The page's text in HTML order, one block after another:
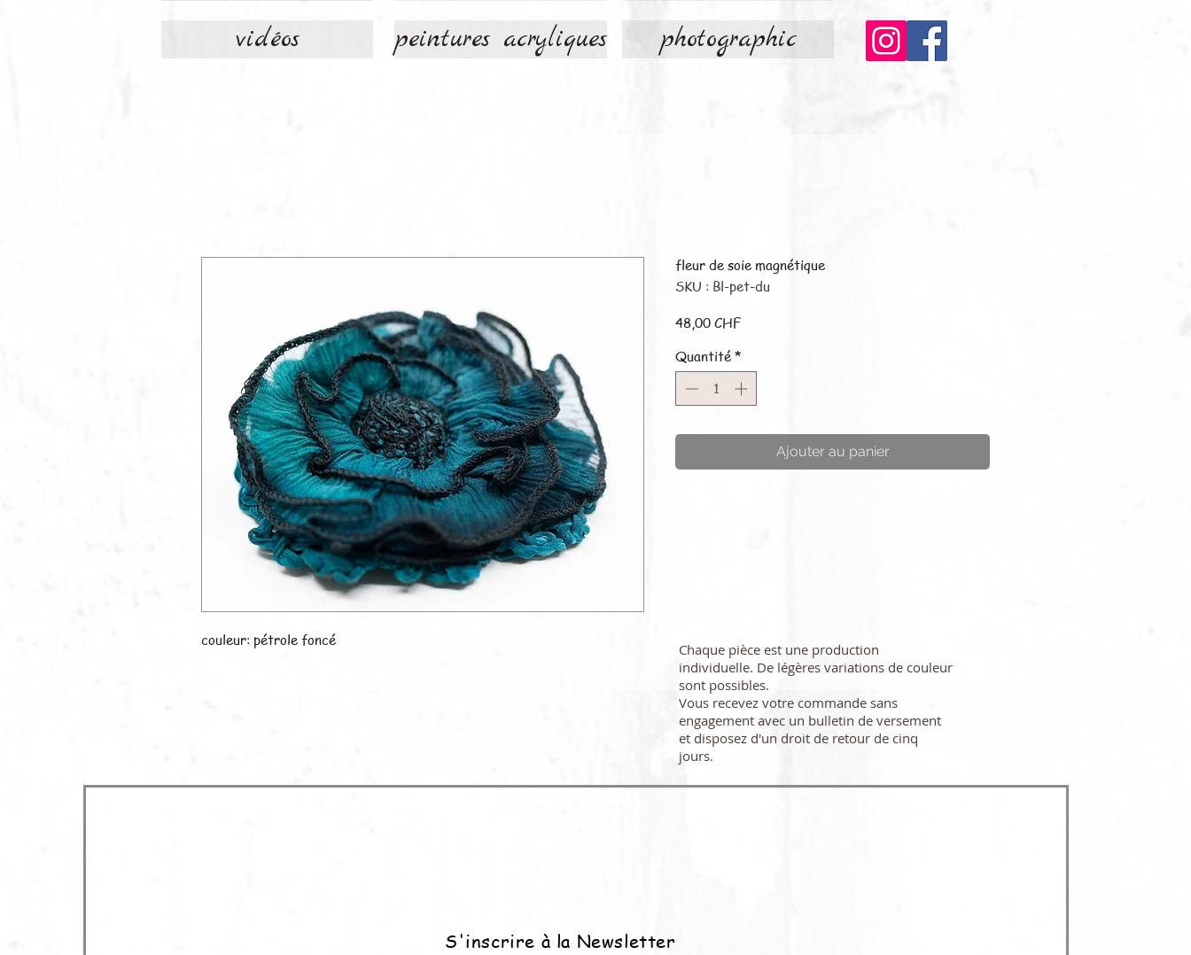
vidéos
peintures acryliques photographic
couleur: pétrole foncé
fleur de soie magnétique
SKU : Bl-pet-du
48,00 CHFPrix
Quantité *
Ajouter au panier
Chaque pièce est une production
individuelle. De légères variations de couleur
sont possibles.
Vous recevez votre commande sans
engagement avec un bulletin de versement
et disposez d'un droit de retour de cinq
jours.
S'inscrire à la Newsletter